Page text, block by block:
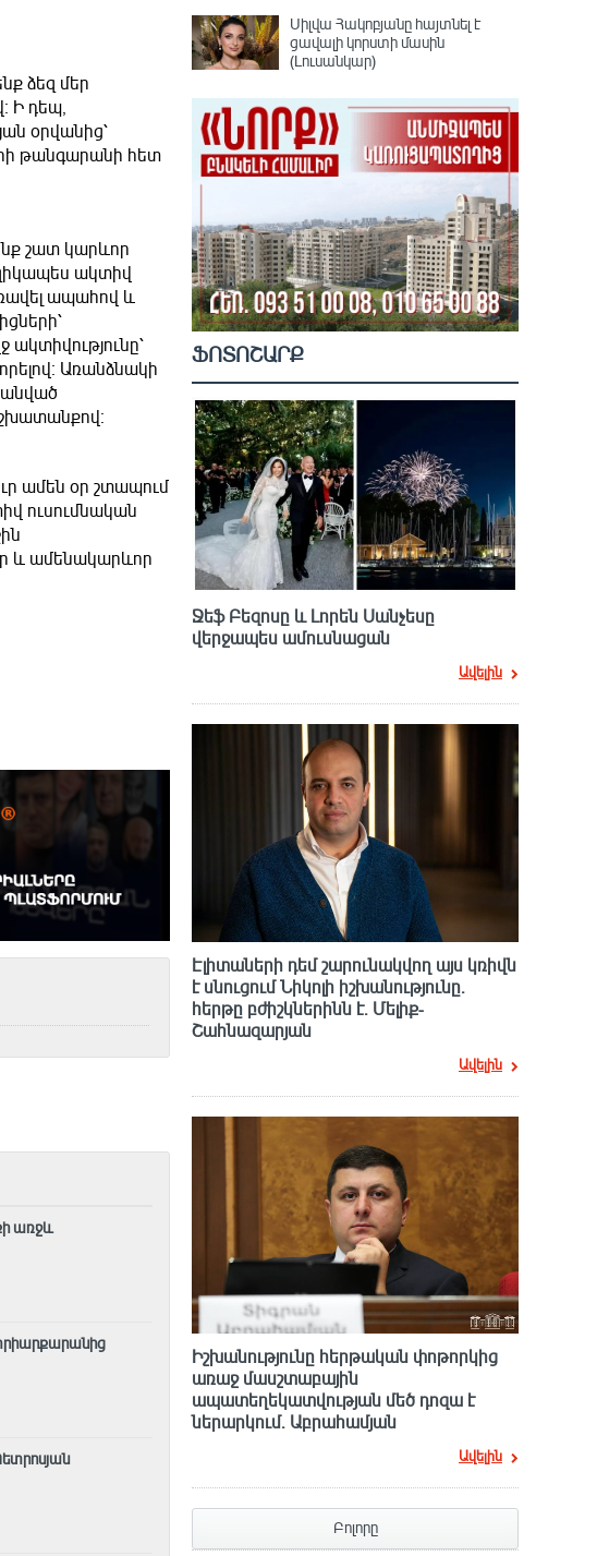
ձեզ մեր
Ի դեպ,
օրվանից՝
թանգարանի հետ
շատ կարևոր
ակտիվ
ապահով և
Առանձնակի
ամեն օր շտապում
ուսումնական
և ամենակարևոր
առջև
Սիլվա Հակոբյանը հայտնել է
ցավալի կորստի մասին
(Լուսանկար)
ՖՈՏՈՇԱՐՔ
Ջեֆ Բեզոսը և Լորեն Սանչեսը
վերջապես ամուսնացան
Ավելին
Էլիտաների դեմ շարունակվող այս կռիվն
է սնուցում Նիկոլի իշխանությունը.
հերթը բժիշկներինն է. Մելիք-
Շահնազարյան
Ավելին
Իշխանությունը հերթական փոթորկից
առաջ մասշտաբային
ապատեղեկատվության մեծ դnզա է
ներարկում․ Աբրահամյան
Ավելին
Բոլորը